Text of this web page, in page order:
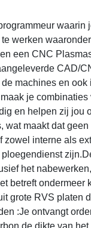
waarin
werken
een CNC
CAD/
machines en ook
je
en helpen zij jou
maakt dat
interne als
het
betreft ondermeer
grote RVS platen
:Je ontvangt
de dikte van